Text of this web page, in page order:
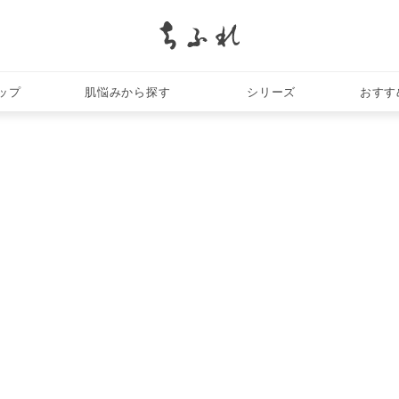
search
プ 肌悩みから探す シリーズ おす
メイクアップ